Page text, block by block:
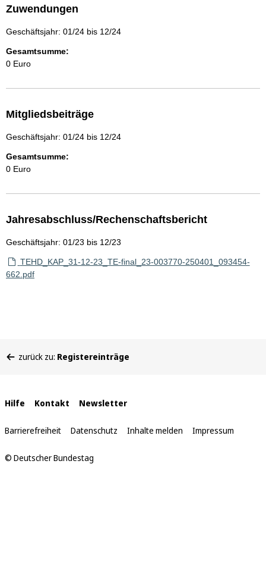
Zuwendungen
Geschäftsjahr: 01/24 bis 12/24
Gesamtsumme:
0 Euro
Mitgliedsbeiträge
Geschäftsjahr: 01/24 bis 12/24
Gesamtsumme:
0 Euro
Jahresabschluss/Rechenschaftsbericht
Geschäftsjahr: 01/23 bis 12/23
TEHD_KAP_31-12-23_TE-final_23-003770-250401_093454-
662.pdf
befinden
zurück zu: Registereinträge
Interne
Links
Hilfe Kontakt Newsletter
Barrierefreiheit Datenschutz Inhalte melden Impressum
© Deutscher Bundestag